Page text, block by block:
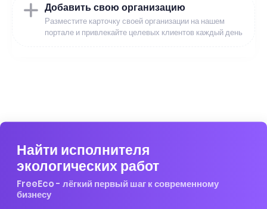
Добавить свою организацию
Разместите карточку своей организации на нашем
портале и привлекайте целевых клиентов каждый день
Найти исполнителя
экологических работ
FreeEco - лёгкий первый шаг к современному
бизнесу